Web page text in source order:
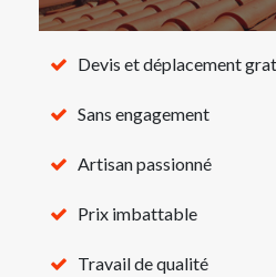
Devis et déplacement
Sans engagement
Artisan passionné
Prix imbattable
Travail de qualité